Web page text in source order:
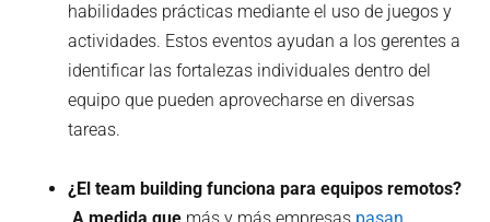
habilidades prácticas mediante el uso de juegos y
actividades. Estos eventos ayudan a los gerentes a
identificar las fortalezas individuales dentro del
equipo que pueden aprovecharse en diversas
tareas.
¿El team building funciona para equipos remotos?